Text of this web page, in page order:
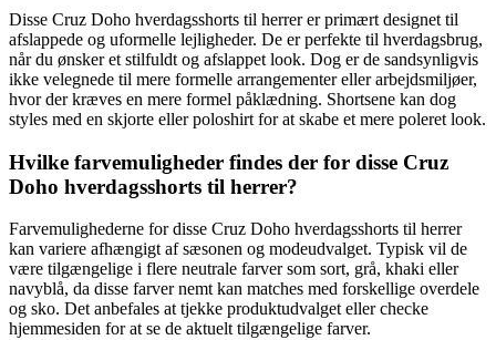
Disse Cruz Doho hverdagsshorts til herrer er primært designet til
afslappede og uformelle lejligheder. De er perfekte til hverdagsbrug,
når du ønsker et stilfuldt og afslappet look. Dog er de sandsynligvis
ikke velegnede til mere formelle arrangementer eller arbejdsmiljøer,
hvor der kræves en mere formel påklædning. Shortsene kan dog
styles med en skjorte eller poloshirt for at skabe et mere poleret look.
Hvilke farvemuligheder findes der for disse Cruz
Doho hverdagsshorts til herrer?
Farvemulighederne for disse Cruz Doho hverdagsshorts til herrer
kan variere afhængigt af sæsonen og modeudvalget. Typisk vil de
være tilgængelige i flere neutrale farver som sort, grå, khaki eller
navyblå, da disse farver nemt kan matches med forskellige overdele
og sko. Det anbefales at tjekke produktudvalget eller checke
hjemmesiden for at se de aktuelt tilgængelige farver.